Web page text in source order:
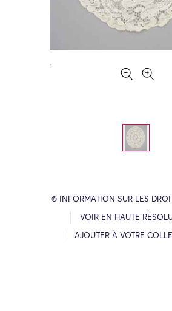
© INFORMATION SUR LES
VOIR EN HAUTE
AJOUTER À VOTRE